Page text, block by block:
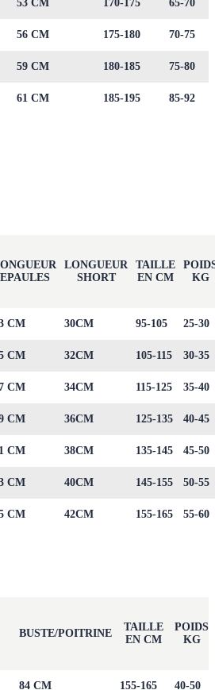
53 CM 170-175 65-70
56 CM 175-180 70-75
59 CM 180-185 75-80
61 CM 185-195 85-92
EPAULES
LONGUEUR
SHORT
TAILLE
EN CM
KG
CM 30CM 95-105 25-30
CM 32CM 105-115 30-35
CM 34CM 115-125 35-40
CM 36CM 125-135 40-45
CM 38CM 135-145 45-50
CM 40CM 145-155 50-55
CM 42CM 155-165 55-60
BUSTE/POITRINE
TAILLE
EN CM
POIDS
KG
84 CM 155-165 40-50